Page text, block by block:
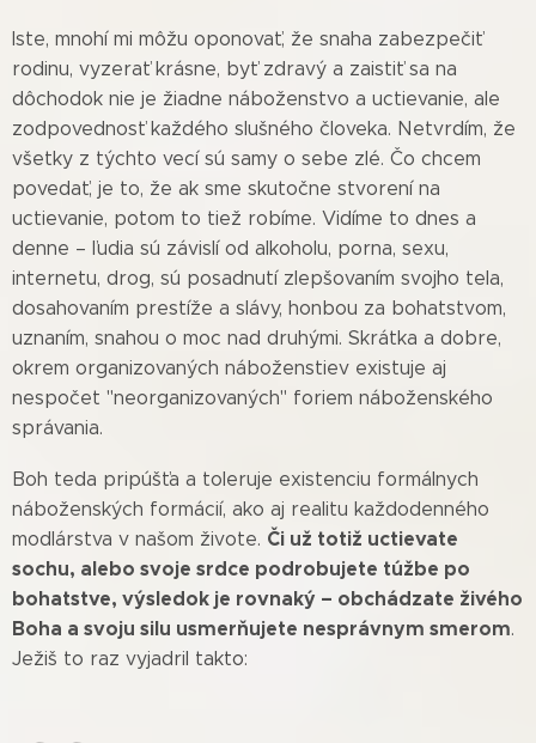
Iste, mnohí mi môžu oponovať, že snaha zabezpečiť
rodinu, vyzerať krásne, byť zdravý a zaistiť sa na
dôchodok nie je žiadne náboženstvo a uctievanie, ale
zodpovednosť každého slušného človeka. Netvrdím, že
všetky z týchto vecí sú samy o sebe zlé. Čo chcem
povedať, je to, že ak sme skutočne stvorení na
uctievanie, potom to tiež robíme. Vidíme to dnes a
denne – ľudia sú závislí od alkoholu, porna, sexu,
internetu, drog, sú posadnutí zlepšovaním svojho tela,
dosahovaním prestíže a slávy, honbou za bohatstvom,
uznaním, snahou o moc nad druhými. Skrátka a dobre,
okrem organizovaných náboženstiev existuje aj
nespočet "neorganizovaných" foriem náboženského
správania.
Boh teda pripúšťa a toleruje existenciu formálnych
náboženských formácií, ako aj realitu každodenného
modlárstva v našom živote. Či už totiž uctievate
sochu, alebo svoje srdce podrobujete túžbe po
bohatstve, výsledok je rovnaký – obchádzate živého
Boha a svoju silu usmerňujete nesprávnym smerom.
Ježiš to raz vyjadril takto: